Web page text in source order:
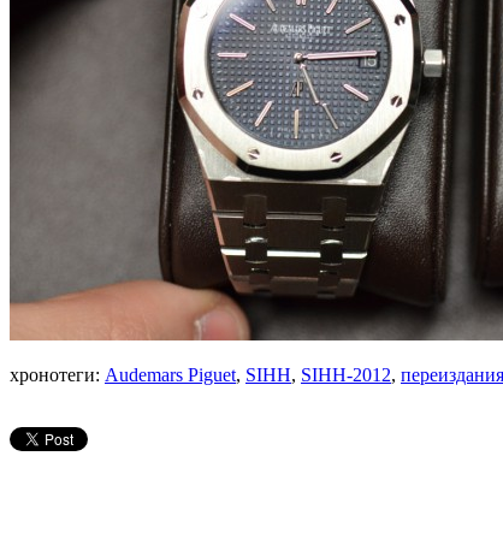
хронотеги: Audemars Piguet, SIHH, SIHH-2012, переиздания